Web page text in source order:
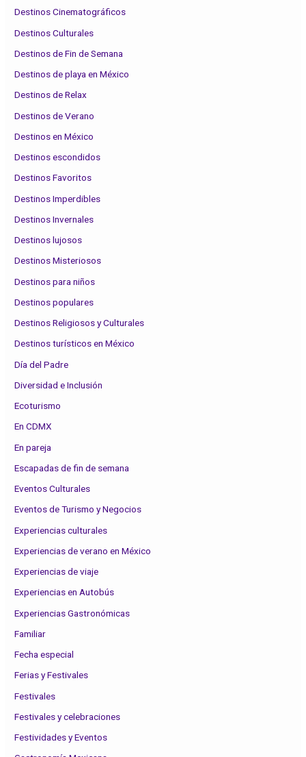
Destinos Cinematográficos
Destinos Culturales
Destinos de Fin de Semana
Destinos de playa en México
Destinos de Relax
Destinos de Verano
Destinos en México
Destinos escondidos
Destinos Favoritos
Destinos Imperdibles
Destinos Invernales
Destinos lujosos
Destinos Misteriosos
Destinos para niños
Destinos populares
Destinos Religiosos y Culturales
Destinos turísticos en México
Día del Padre
Diversidad e Inclusión
Ecoturismo
En CDMX
En pareja
Escapadas de fin de semana
Eventos Culturales
Eventos de Turismo y Negocios
Experiencias culturales
Experiencias de verano en México
Experiencias de viaje
Experiencias en Autobús
Experiencias Gastronómicas
Familiar
Fecha especial
Ferias y Festivales
Festivales
Festivales y celebraciones
Festividades y Eventos